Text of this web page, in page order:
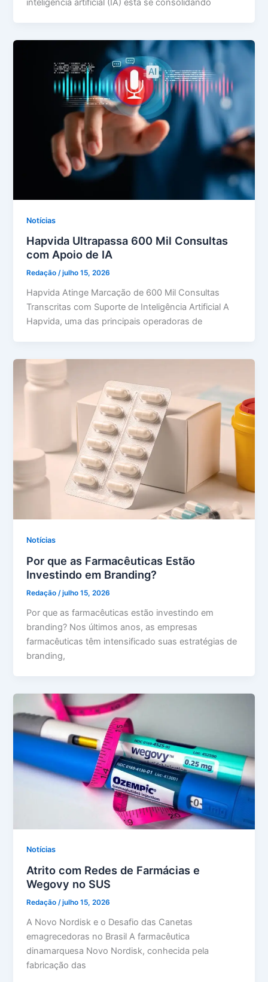
inteligência artificial (IA) está se consolidando
Notícias
Hapvida Ultrapassa 600 Mil Consultas
com Apoio de IA
Redação/julho 15, 2026
Hapvida Atinge Marcação de 600 Mil Consultas
Transcritas com Suporte de Inteligência Artificial A
Hapvida, uma das principais operadoras de
Notícias
Por que as Farmacêuticas Estão
Investindo em Branding?
Redação/julho 15, 2026
Por que as farmacêuticas estão investindo em
branding? Nos últimos anos, as empresas
farmacêuticas têm intensificado suas estratégias de
branding,
Notícias
Atrito com Redes de Farmácias e
Wegovy no SUS
Redação/julho 15, 2026
A Novo Nordisk e o Desafio das Canetas
emagrecedoras no Brasil A farmacêutica
dinamarquesa Novo Nordisk, conhecida pela
fabricação das